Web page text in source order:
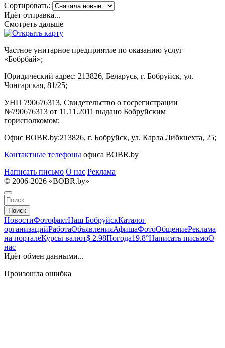
Сортировать:
Идёт отправка...
Смотреть дальше
Частное унитарное предприятие по оказанию услуг
«Бобрбай»;
Юридический адрес: 213826, Беларусь, г. Бобруйск, ул.
Чонгарская, 81/25;
УНП 790676313, Свидетельство о госрегистрации
№790676313 от 11.11.2011 выдано Бобруйским
горисполкомом;
Офис BOBR.by:213826, г. Бобруйск, ул. Карла Либкнехта, 25;
Контактные телефоны офиса BOBR.by
Написать письмо О нас Реклама
© 2006-2026 «BOBR.by»
Поиск
НовостиФотофактНаш БобруйскКаталог
организацийРаботаОбъявленияАфишаФотоОбщениеРеклама
на порталеКурсы валют$ 2.98Погода19.8°Написать письмоО
нас
Идёт обмен данными...
Произошла ошибка